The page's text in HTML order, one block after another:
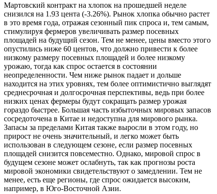
Мартовский контракт на хлопок на прошедшей неделе
снизился на 1.93 цента (-3.26%). Рынок хлопка обычно растет
в это время года, отражая сезонный пик спроса и, тем самым,
стимулируя фермеров увеличивать размер посевных
площадей на будущий сезон. Тем не менее, цены вместо этого
опустились ниже 60 центов, что должно привести к более
низкому размеру посевных площадей и более низкому
урожаю, тогда как спрос остается в состоянии
неопределенности. Чем ниже рынок падает и дольше
находится на этих уровнях, тем более оптимистично выглядят
среднесрочная и долгосрочная перспективы, ведь при более
низких ценах фермеры будут сокращать размер урожая
гораздо быстрее. Большая часть избыточных мировых запасов
сосредоточена в Китае и недоступна для мирового рынка.
Запасы за пределами Китая также выросли в этом году, но
прирост не очень значительный, и легко может быть
использован в следующем сезоне, если размер посевных
площадей снизится повсеместно. Однако, мировой спрос в
будущем сезоне может ослабнуть, так как прогнозы роста
мировой экономики свидетельствуют о замедлении. Тем не
менее, есть еще регионы, где спрос ожидается высоким,
например, в Юго-Восточной Азии.